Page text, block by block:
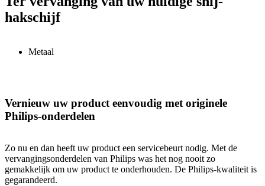
hakschijf
Metaal
Vernieuw uw product eenvoudig met originele
Philips-onderdelen
Zo nu en dan heeft uw product een servicebeurt nodig. Met de
vervangingsonderdelen van Philips was het nog nooit zo
gemakkelijk om uw product te onderhouden. De Philips-kwaliteit is
gegarandeerd.